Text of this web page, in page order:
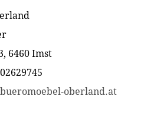
6460 Imst
oberland.at